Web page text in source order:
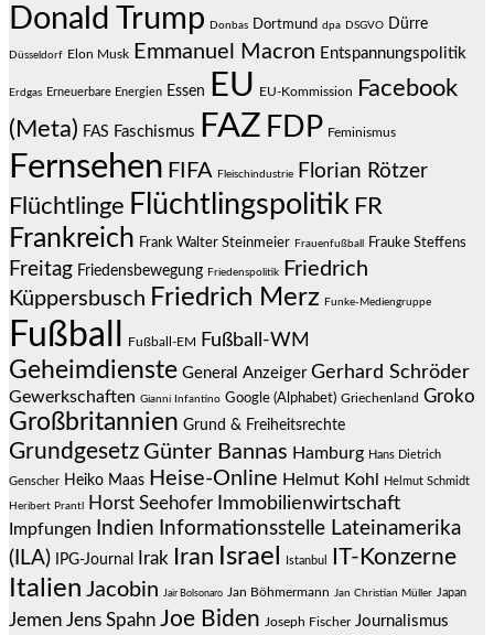
Donald Trump Donbas Dortmund dpa DSGVO Dürre
Düsseldorf Elon Musk Emmanuel Macron Entspannungspolitik
Erdgas Erneuerbare Energien Essen EU EU-Kommission
Facebook
(Meta) FAS Faschismus FAZ FDP Feminismus
Fernsehen FIFA Fleischindustrie Florian Rötzer
Flüchtlinge Flüchtlingspolitik FR
Frankreich Frank Walter Steinmeier Frauenfußball Frauke Steffens
Freitag Friedensbewegung Friedenspolitik
Friedrich
Küppersbusch Friedrich Merz Funke-Mediengruppe
Fußball Fußball-EM Fußball-WM
Geheimdienste General Anzeiger Gerhard Schröder
Gewerkschaften Gianni Infantino Google (Alphabet) Griechenland Groko
Großbritannien Grund & Freiheitsrechte
Grundgesetz Günter Bannas Hamburg Hans Dietrich
Genscher Heiko Maas Heise-Online Helmut Kohl Helmut Schmidt
Heribert Prantl Horst Seehofer Immobilienwirtschaft
Impfungen Indien Informationsstelle Lateinamerika
(ILA)
IPG-Journal Irak Iran Israel Istanbul IT-Konzerne
Italien Jacobin Jair Bolsonaro Jan Böhmermann Jan Christian Müller Japan
Jemen Jens Spahn Joe Biden Joseph Fischer Journalismus